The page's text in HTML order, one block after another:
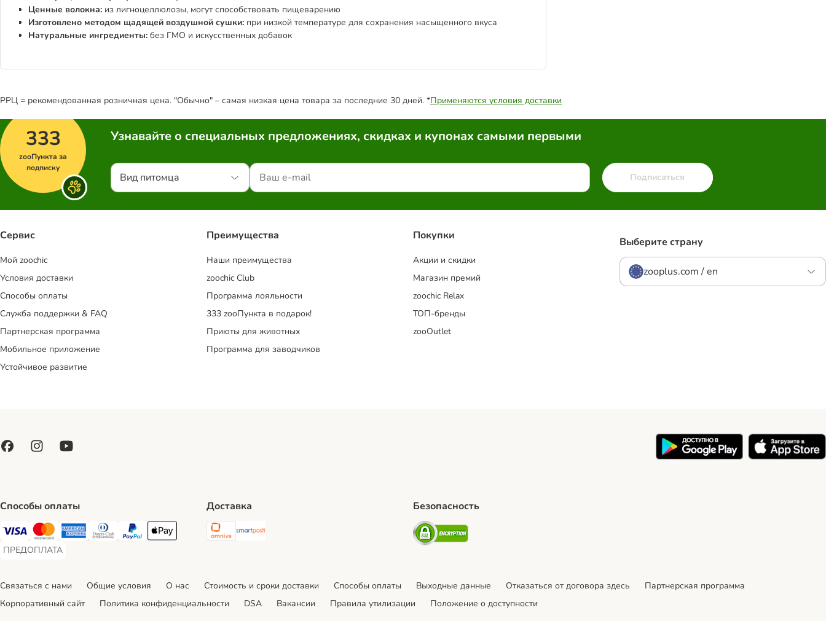
Ценные волокна: из лигноцеллюлозы, могут способствовать пищеварению
Изготовлено методом щадящей воздушной сушки: при низкой температуре для сохранения насыщенного вкуса
Натуральные ингредиенты: без ГМО и искусственных добавок
РРЦ = рекомендованная розничная цена. "Обычно" – самая низкая цена товара за последние 30 дней. *Применяются условия доставки
333
zooПункта за
подписку
Узнавайте о специальных предложениях, скидках и купонах самыми первыми
Вид питомца Подписаться
Сервис
Mой zoochic
Условия доставки
Способы оплаты
Служба поддержки & FAQ
Партнерская программа
Мобильное приложение
Устойчивое развитие
Преимуществa
Наши преимущества
zoochic Club
Программа лояльности
333 zooПункта в подарок!
Приюты для животных
Программа для заводчиков
Покупки
Акции и скидки
Магазин премий
zoochic Relax
ТОП-бренды
zooOutlet
Выберите страну
zooplus.com / en
Способы оплаты
Visa Payment Method
Mastercard Payment Method
American Express Payment Method
Diners Club Payment Method
PayPal Payment Method
Apple Pay Payment Method
ПРЕДОПЛАТА
ПРЕДОПЛАТА Payment Method
Доставка
Omniva Shipping Method
SmartPosti Shipping Method
Безопасность
Security
Связаться с нами Общие условия О нас Стоимость и сроки доставки Cпособы оплаты Выходные данные Отказаться от договора здесь
Партнерская программа
Корпоративный сайт
Политика конфиденциальности DSA Вакансии Правила утилизации Положение о доступности